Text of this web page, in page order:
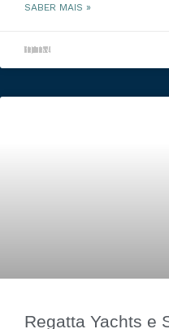
SABER MAIS »
16 de julho de 2024
Regatta Yachts e